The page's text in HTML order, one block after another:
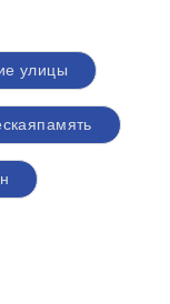
улицы